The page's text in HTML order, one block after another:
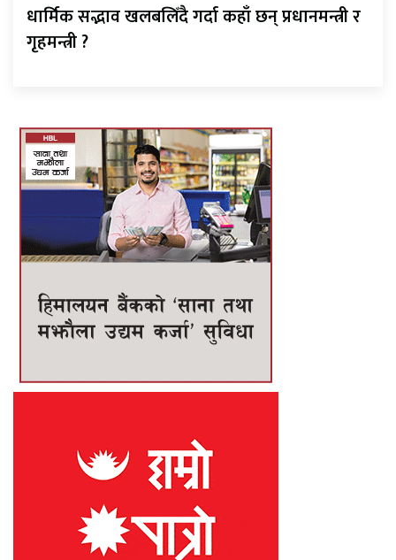
धार्मिक सद्भाव खलबलिँदै गर्दा कहाँ छन् प्रधानमन्त्री र
गृहमन्त्री ?